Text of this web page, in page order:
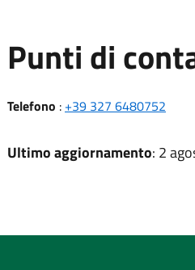
Punti di
Telefono : +39 327 6480752
Ultimo aggiornamento: 2